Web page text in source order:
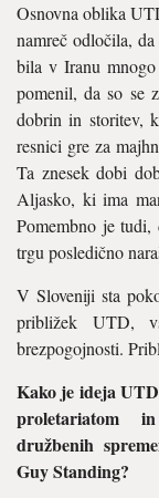
Osnovna oblika
namreč odločila,
bila v Iranu
pomenil, da so se
dobrin in storitev,
resnici gre za
Ta znesek dobi
Aljasko, ki ima
Pomembno je tudi,
trgu posledično
V Sloveniji sta
približek UTD,
brezpogojnosti.
Kako je ideja
proletariatom
družbenih
Guy Standing?